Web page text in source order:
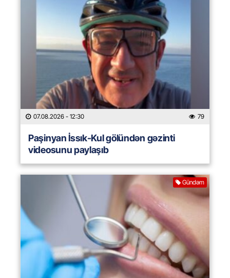
07.08.2026 - 12:30 79
Paşinyan İssık-Kul gölündən gəzinti
videosunu paylaşıb
Gündəm